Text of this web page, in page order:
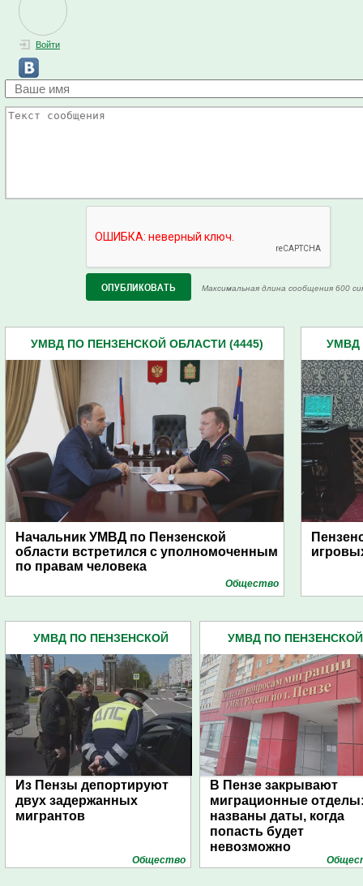
Войти
Максимальная длина сообщения 600
УМВД ПО ПЕНЗЕНСКОЙ ОБЛАСТИ (4445)
Начальник УМВД по Пензенской
области встретился с уполномоченным
по правам человека
Общество
УМВД
УМВД ПО ПЕНЗЕНСКОЙ
Из Пензы депортируют
двух задержанных
мигрантов
Общество
УМВД ПО ПЕНЗЕНСКОЙ
В Пензе закрывают
миграционные
названы даты, когда
попасть будет
невозможно